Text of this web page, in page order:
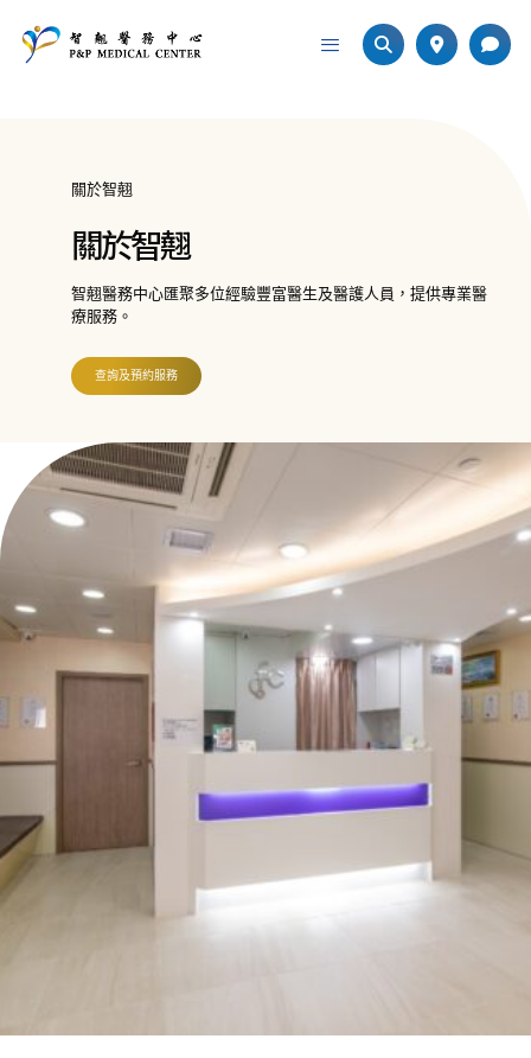
關於智翹
關於智翹
智翹醫務中心匯聚多位經驗豐富醫生及醫護人員，提供專業醫
療服務。
查詢及預約服務